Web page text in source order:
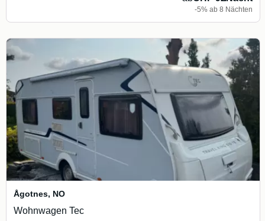
-5% ab 8 Nächten
Ågotnes, NO
Wohnwagen Tec